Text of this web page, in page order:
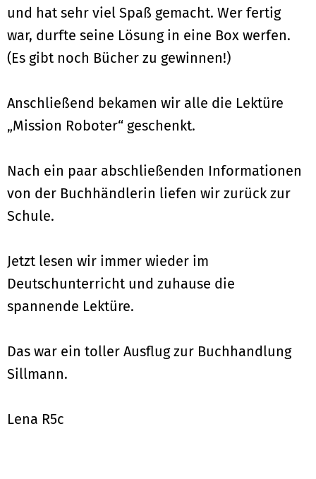
und hat sehr viel Spaß gemacht. Wer fertig
war, durfte seine Lösung in eine Box werfen.
(Es gibt noch Bücher zu gewinnen!)
Anschließend bekamen wir alle die Lektüre
„Mission Roboter“ geschenkt.
Nach ein paar abschließenden Informationen
von der Buchhändlerin liefen wir zurück zur
Schule.
Jetzt lesen wir immer wieder im
Deutschunterricht und zuhause die
spannende Lektüre.
Das war ein toller Ausflug zur Buchhandlung
Sillmann.
Lena R5c